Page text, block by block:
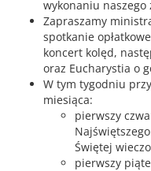
wykonaniu naszego
Zapraszamy
spotkanie
koncert kolęd,
oraz Eucharystia o
W tym tygodniu
miesiąca:
pierwszy
Świętej
pierwszy